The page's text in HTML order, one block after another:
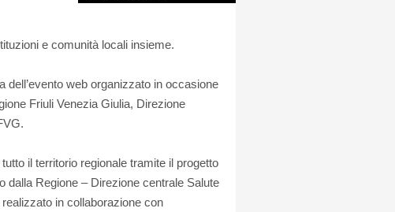
e comunità locali insieme.
dell’evento web organizzato in occasione
Friuli Venezia Giulia, Direzione
il territorio regionale tramite il progetto
dalla Regione – Direzione centrale Salute
in collaborazione con